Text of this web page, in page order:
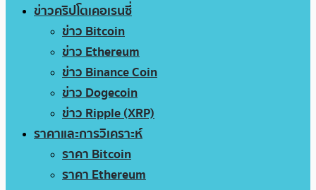
ข่าวคริปโตเคอเรนซี่
ข่าว Bitcoin
ข่าว Ethereum
ข่าว Binance Coin
ข่าว Dogecoin
ข่าว Ripple (XRP)
ราคาและการวิเคราะห์
ราคา Bitcoin
ราคา Ethereum